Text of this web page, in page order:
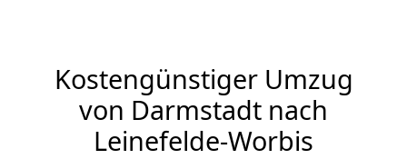
Kostengünstiger Umzug
von Darmstadt nach
Leinefelde-Worbis